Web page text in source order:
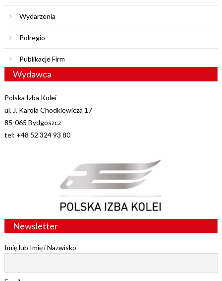
Wydarzenia
Polregio
Publikacje Firm
Wydawca
Polska Izba Kolei
ul. J. Karola Chodkiewicza 17
85-065 Bydgoszcz
tel: +48 52 324 93 80
Newsletter
Imię lub Imię i Nazwisko